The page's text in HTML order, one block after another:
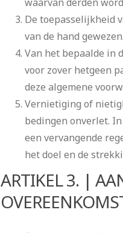
De toepasselijkheid
van de hand gewezen.
Van het bepaalde in
voor zover hetgeen
deze algemene
Vernietiging of
bedingen onverlet.
een vervangende
het doel en de
ARTIKEL 3. |